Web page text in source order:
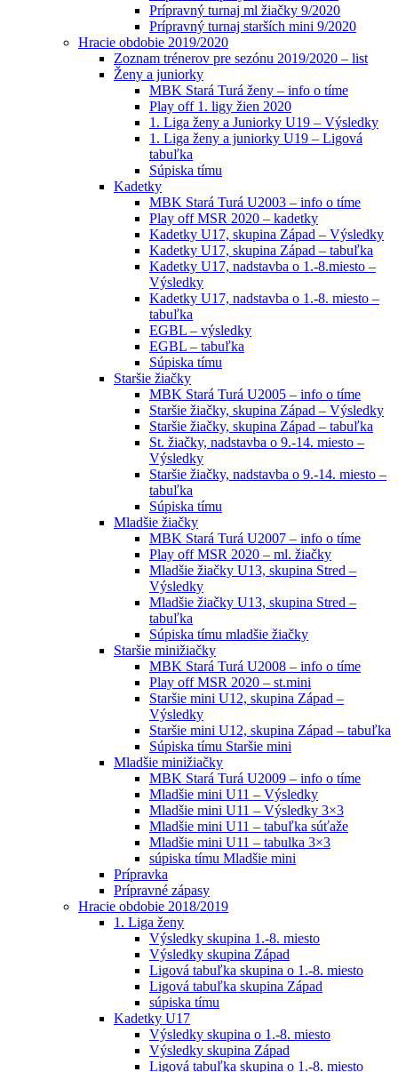
Prípravný turnaj ml žiačky 9/2020
Prípravný turnaj starších mini 9/2020
Hracie obdobie 2019/2020
Zoznam trénerov pre sezónu 2019/2020 – list
Ženy a juniorky
MBK Stará Turá ženy – info o tíme
Play off 1. ligy žien 2020
1. Liga ženy a Juniorky U19 – Výsledky
1. Liga ženy a juniorky U19 – Ligová
tabuľka
Súpiska tímu
Kadetky
MBK Stará Turá U2003 – info o tíme
Play off MSR 2020 – kadetky
Kadetky U17, skupina Západ – Výsledky
Kadetky U17, skupina Západ – tabuľka
Kadetky U17, nadstavba o 1.-8.miesto –
Výsledky
Kadetky U17, nadstavba o 1.-8. miesto –
tabuľka
EGBL – výsledky
EGBL – tabuľka
Súpiska tímu
Staršie žiačky
MBK Stará Turá U2005 – info o tíme
Staršie žiačky, skupina Západ – Výsledky
Staršie žiačky, skupina Západ – tabuľka
St. žiačky, nadstavba o 9.-14. miesto –
Výsledky
Staršie žiačky, nadstavba o 9.-14. miesto –
tabuľka
Súpiska tímu
Mladšie žiačky
MBK Stará Turá U2007 – info o tíme
Play off MSR 2020 – ml. žiačky
Mladšie žiačky U13, skupina Stred –
Výsledky
Mladšie žiačky U13, skupina Stred –
tabuľka
Súpiska tímu mladšie žiačky
Staršie minižiačky
MBK Stará Turá U2008 – info o tíme
Play off MSR 2020 – st.mini
Staršie mini U12, skupina Západ –
Výsledky
Staršie mini U12, skupina Západ – tabuľka
Súpiska tímu Staršie mini
Mladšie minižiačky
MBK Stará Turá U2009 – info o tíme
Mladšie mini U11 – Výsledky
Mladšie mini U11 – Výsledky 3×3
Mladšie mini U11 – tabuľka súťaže
Mladšie mini U11 – tabulka 3×3
súpiska tímu Mladšie mini
Prípravka
Prípravné zápasy
Hracie obdobie 2018/2019
1. Liga ženy
Výsledky skupina 1.-8. miesto
Výsledky skupina Západ
Ligová tabuľka skupina o 1.-8. miesto
Ligová tabuľka skupina Západ
súpiska tímu
Kadetky U17
Výsledky skupina o 1.-8. miesto
Výsledky skupina Západ
Ligová tabuľka skupina o 1.-8. miesto